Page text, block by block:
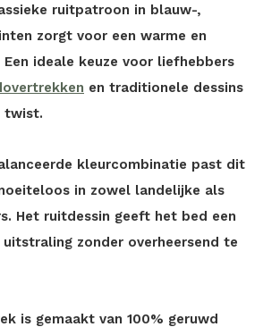
ruitpatroon in blauw-,
zorgt voor een warme en
ideale keuze voor liefhebbers
en traditionele dessins
twist.
kleurcombinatie past dit
in zowel landelijke als
Het ruitdessin geeft het bed een
zonder overheersend te
is gemaakt van 100% geruwd